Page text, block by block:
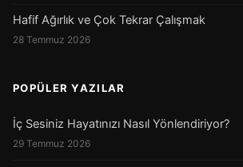
Hafif Ağırlık ve Çok Tekrar Çalışmak
28 Temmuz 2026
POPÜLER YAZILAR
İç Sesiniz Hayatınızı Nasıl Yönlendiriyor?
29 Temmuz 2026